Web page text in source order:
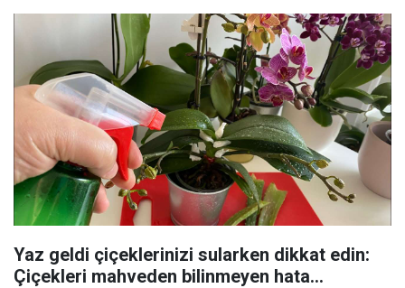
Yaz geldi çiçeklerinizi sularken dikkat edin:
Çiçekleri mahveden bilinmeyen hata...